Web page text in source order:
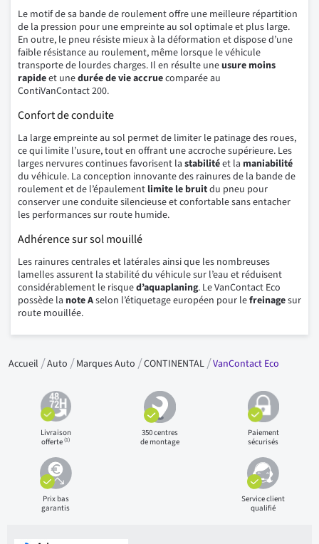
Le motif de sa bande de roulement offre une meilleure répartition
de la pression pour une empreinte au sol optimale et plus large.
En outre, le pneu résiste mieux à la déformation et dispose d’une
faible résistance au roulement, même lorsque le véhicule
transporte de lourdes charges. Il en résulte uneusure moins
rapideet unedurée de vie accruecomparée au
ContiVanContact 200.
Confort de conduite
La large empreinte au sol permet de limiter le patinage des roues,
ce qui limite l’usure, tout en offrant une accroche supérieure. Les
larges nervures continues favorisent la stabilitéet la maniabilité
du véhicule. La conception innovante des rainures de la bande de
roulement et de l’épaulement limite le bruitdu pneu pour
conserver une conduite silencieuse et confortable sans entacher
les performances sur route humide.
Adhérence sur sol mouillé
Les rainures centrales et latérales ainsi que les nombreuses
lamelles assurent la stabilité du véhicule sur l’eau et réduisent
considérablement le risqued’aquaplaning. Le VanContact Eco
possède la note Aselon l’étiquetage européen pour lefreinagesur
route mouillée.
Accueil Auto Marques Auto CONTINENTAL VanContact Eco
Livraison
offerte(1)
350 centres
de montage
Paiement
sécurisés
Prix bas
garantis
Service client
qualifié